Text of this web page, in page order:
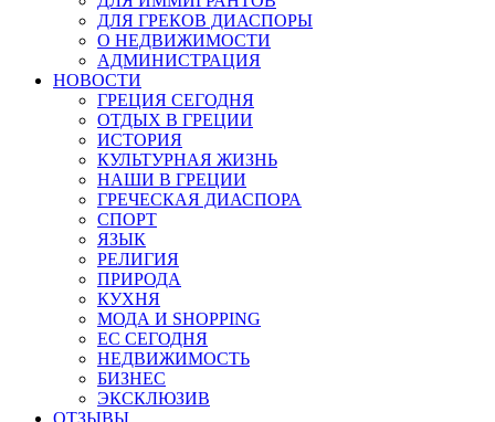
ДЛЯ ГРЕКОВ ДИАСПОРЫ
О НЕДВИЖИМОСТИ
АДМИНИСТРАЦИЯ
НОВОСТИ
ГРЕЦИЯ СЕГОДНЯ
ОТДЫХ В ГРЕЦИИ
ИСТОРИЯ
КУЛЬТУРНАЯ ЖИЗНЬ
НАШИ В ГРЕЦИИ
ГРЕЧЕСКАЯ ДИАСПОРА
СПОРТ
ЯЗЫК
РЕЛИГИЯ
ПРИРОДА
КУХНЯ
МОДА И SHOPPING
ЕС СЕГОДНЯ
НЕДВИЖИМОСТЬ
БИЗНЕС
ЭКСКЛЮЗИВ
ОТЗЫВЫ